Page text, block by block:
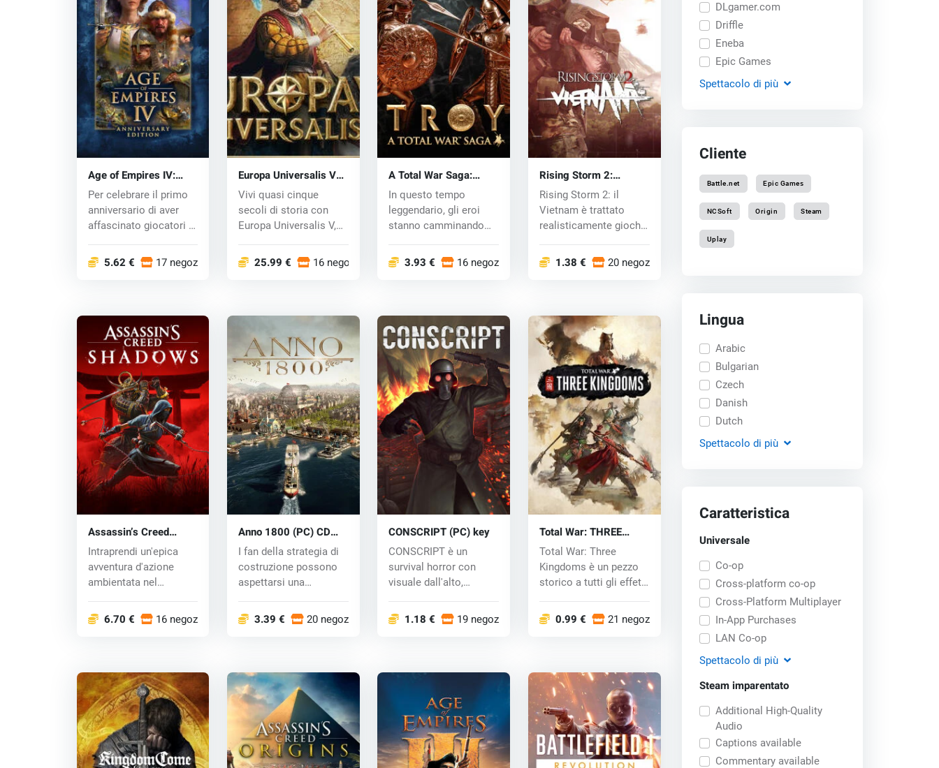
Age of Empires IV:
Anniversary Edition
(PC) key
Per celebrare il primo
anniversario di aver
affascinato giocatori in
5.62 € 17 negozi
Europa Universalis V
(PC) key
Vivi quasi cinque
secoli di storia con
Europa Universalis V,
25.99 € 16 negozi
A Total War Saga:
TROY (PC) key
In questo tempo
leggendario, gli eroi
stanno camminando
3.93 € 16 negozi
Rising Storm 2:
Vietnam (PC) CD key
Rising Storm 2: il
Vietnam è trattato
realisticamente giochi
1.38 € 20 negozi
Assassin’s Creed
Shadows (PC) key
Intraprendi un'epica
avventura d'azione
ambientata nel
6.70 € 16 negozi
Anno 1800 (PC) CD
key
I fan della strategia di
costruzione possono
aspettarsi una
3.39 € 20 negozi
CONSCRIPT (PC) key
CONSCRIPT è un
survival horror con
visuale dall'alto,
1.18 € 19 negozi
Total War: THREE
KINGDOMS (PC) CD
key
Total War: Three
Kingdoms è un pezzo
storico a tutti gli effetti
0.99 € 21 negozi
DLgamer.com
Driffle
Eneba
Epic Games
Spettacolo di più
Cliente
Battle.net Epic Games
NCSoft Origin Steam
Uplay
Lingua
Arabic
Bulgarian
Czech
Danish
Dutch
Spettacolo di più
Caratteristica
Universale
Co-op
Cross-platform co-op
Cross-Platform Multiplayer
In-App Purchases
LAN Co-op
Spettacolo di più
Steam imparentato
Additional High-Quality
Audio
Captions available
Commentary available